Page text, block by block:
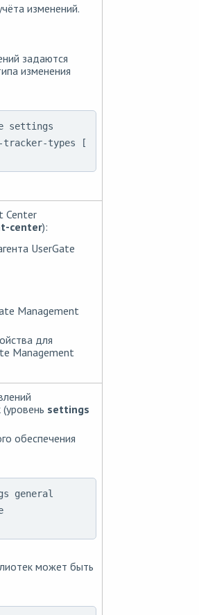
изменений.
задаются
изменения
settings
tracker-types [
Center
center):
UserGate
Management
для
Management
settings
обеспечения
general
может быть